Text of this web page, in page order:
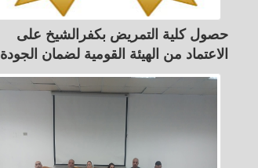
حصول كلية التمريض بكفرالشيخ على
الاعتماد من الهيئة القومية لضمان الجودة